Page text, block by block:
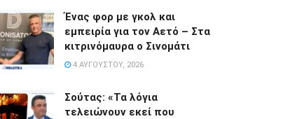
Ένας φορ με γκολ και
εμπειρία για τον Αετό – Στα
κιτρινόμαυρα ο Σινομάτι
4 ΑΥΓΟΎΣΤΟΥ, 2026
Σούτας: «Τα λόγια
τελειώνουν εκεί που